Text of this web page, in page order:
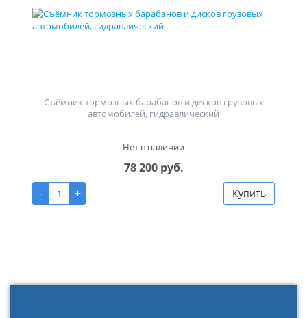
Съёмник тормозных барабанов и дисков грузовых
автомобилей, гидравлический
Нет в наличии
78 200 руб.
-
+ Купить